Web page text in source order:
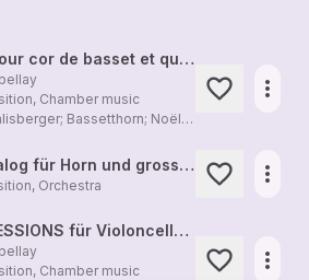
Quintette pour cor de basset et quatuor à cordes
Chamber music
Bernhard Röthlisberger; Bassetthorn; Noëlle-Anne Darbellay und Aymeric Bonhomme; Violinen; Dorothea Moeri; Viola; Benedikt Böhlen; Cello
more_horiz
ECHOS , Dialog für Horn und grosses Orchester, Jean-Jacques Justafré, Horn, Orchestre Philharmonique de Radio France, Leitung Ilan Volvo
Orchestra more_horiz
SEPT IMPRESSIONS für Violoncello solo
Chamber music
more_horiz